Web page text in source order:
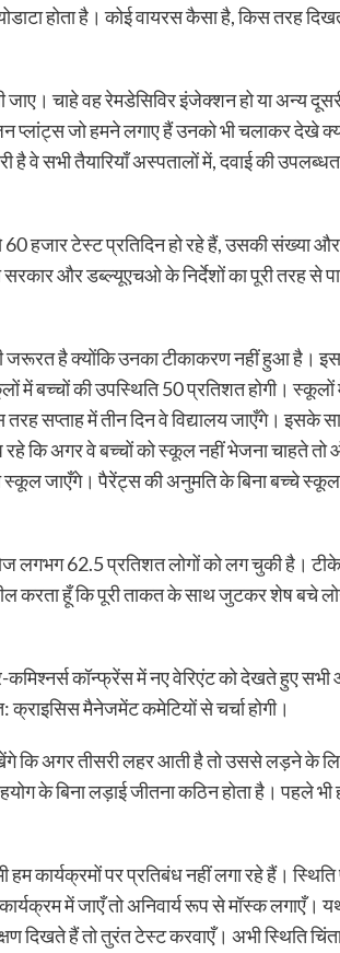
होता है। कोई वायरस कैसा है, किस तरह
चाहे वह रेमडेसिविर इंजेक्शन हो या अन्य दूसरी
जो हमने लगाए हैं उनको भी चलाकर देखे
वे सभी तैयारियाँ अस्पतालों में, दवाई की
हजार टेस्ट प्रतिदिन हो रहे हैं, उसकी संख्या
और डब्ल्यूएचओ के निर्देशों का पूरी तरह से
है क्योंकि उनका टीकाकरण नहीं हुआ है।
बच्चों की उपस्थिति 50 प्रतिशत होगी।
सप्ताह में तीन दिन वे विद्यालय जाएँगे। इसके
कि अगर वे बच्चों को स्कूल नहीं भेजना चाहते तो
स्कूल जाएँगे। पैरेंट्स की अनुमति के बिना बच्चे स्कूल
लगभग 62.5 प्रतिशत लोगों को लग चुकी है।
करता हूँ कि पूरी ताकत के साथ जुटकर शेष बचे
कॉन्‍फ्रेंस में नए वेरिएंट को देखते हुए सभी
क्राइसिस मैनेजमेंट कमेटियों से चर्चा होगी।
अगर तीसरी लहर आती है तो उससे लड़ने के
के बिना लड़ाई जीतना कठिन होता है। पहले
पर प्रतिबंध नहीं लगा रहे हैं।
में जाएँ तो अनिवार्य रूप से मॉस्क लगाएँ।
हैं तो तुरंत टेस्ट करवाएँ। अभी स्थिति